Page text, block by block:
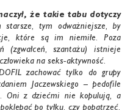
że takie tabu dotyczy
starsze, tym odważniejsze, by
które są im niemiłe. Poza
(zgwałceń, szantażu) istnieje
na seks-aktywność.
zachować tylko do grupy
Jaczewskiego – pedofile
Oni z dziećmi nie kopulują, a
po tyłku, czy popatrzeć,